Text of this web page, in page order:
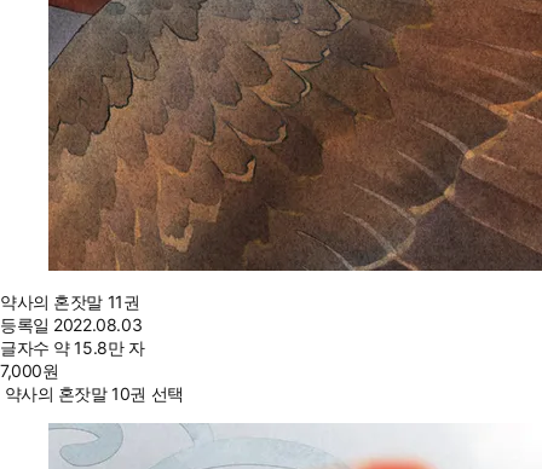
약사의 혼잣말 11권
등록일 2022.08.03
글자수 약 15.8만 자
7,000원
약사의 혼잣말 10권 선택